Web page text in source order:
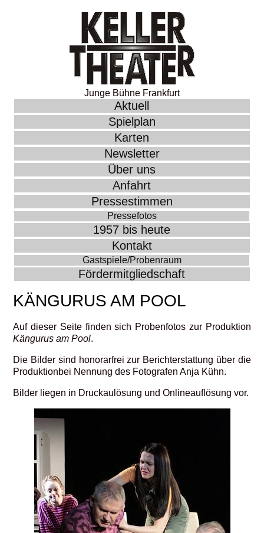
Junge Bühne Frankfurt
Aktuell
Spielplan
Karten
Newsletter
Über uns
Anfahrt
Pressestimmen
Pressefotos
1957 bis heute
Kontakt
Gastspiele/Probenraum
Fördermitgliedschaft
KÄNGURUS AM POOL
Auf dieser Seite finden sich Probenfotos zur Produktion
Kängurus am Pool.
Die Bilder sind honorarfrei zur Berichterstattung über die
Produktionbei Nennung des Fotografen Anja Kühn.
Bilder liegen in Druckaulösung und Onlineauflösung vor.